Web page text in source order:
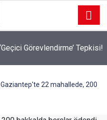
Görevlendirme’ Tepkisi!
Şikayetini Hafife Almayın!
Gaziantep'te 22 mahallede, 200